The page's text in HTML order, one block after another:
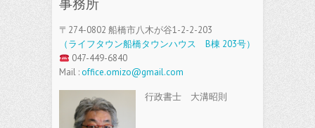
事務所
〒274-0802 船橋市八木が谷1-2-2-203
（ライフタウン船橋タウンハウス B棟 203号）
047-449-6840
Mail :office.omizo@gmail.com
行政書士 大溝昭則